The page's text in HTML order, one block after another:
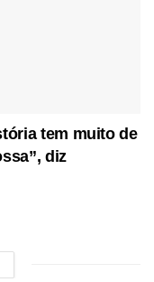
tem muito de
diz